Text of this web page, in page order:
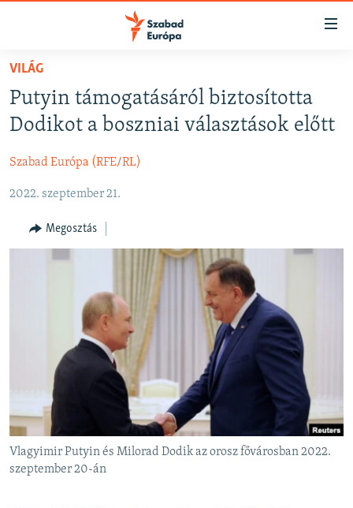
Akadálymentes
Ugrás
fő
oldalra
Ugrás
AKTUÁLIS
VIDEÓK
ELEMZŐ
NER15
DEMOKRÁCIA
A PÉNZ NYOMÁBAN
EURÓPAI UNIÓ
VILÁG
KLÍMAVÁLTOZÁS
A MÚLT TANULSÁGAI
VILÁG
Putyin támogatásáról biztosította
Dodikot a boszniai választások előtt
Szabad Európa (RFE/RL)
2022. szeptember 21.
Megosztás
Vlagyimir Putyin és Milorad Dodik az orosz fővárosban 2022.
szeptember 20-án